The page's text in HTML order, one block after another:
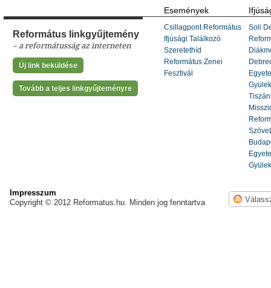
Református linkgyűjtemény
– a reformátusság az interneten
Új link beküldése
Tovább a teljes linkgyűjteményre
Események
Csillagpont Református
Ifjúsági Találkozó
Szeretethíd
Református Zenei
Fesztivál
Soli
Impresszum
Copyright © 2012 Reformatus.hu. Minden jog fenntartva